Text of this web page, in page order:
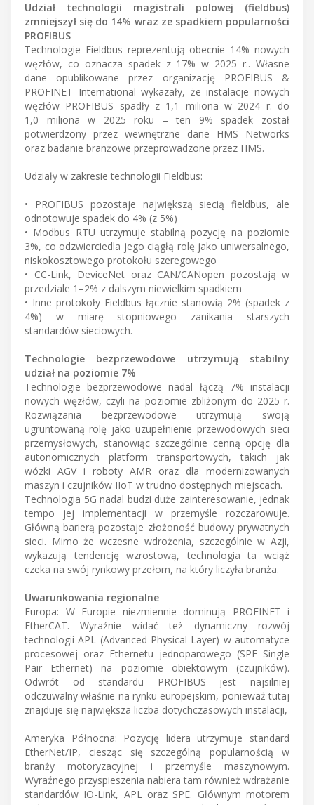
Udział technologii magistrali polowej (fieldbus)
zmniejszył się do 14% wraz ze spadkiem popularności
PROFIBUS
Technologie Fieldbus reprezentują obecnie 14% nowych
węzłów, co oznacza spadek z 17% w 2025 r.. Własne
dane opublikowane przez organizację PROFIBUS &
PROFINET International wykazały, że instalacje nowych
węzłów PROFIBUS spadły z 1,1 miliona w 2024 r. do
1,0 miliona w 2025 roku – ten 9% spadek został
potwierdzony przez wewnętrzne dane HMS Networks
oraz badanie branżowe przeprowadzone przez HMS.
Udziały w zakresie technologii Fieldbus:
• PROFIBUS pozostaje największą siecią fieldbus, ale
odnotowuje spadek do 4% (z 5%)
• Modbus RTU utrzymuje stabilną pozycję na poziomie
3%, co odzwierciedla jego ciągłą rolę jako uniwersalnego,
niskokosztowego protokołu szeregowego
• CC-Link, DeviceNet oraz CAN/CANopen pozostają w
przedziale 1–2% z dalszym niewielkim spadkiem
• Inne protokoły Fieldbus łącznie stanowią 2% (spadek z
4%) w miarę stopniowego zanikania starszych
standardów sieciowych.
Technologie bezprzewodowe utrzymują stabilny
udział na poziomie 7%
Technologie bezprzewodowe nadal łączą 7% instalacji
nowych węzłów, czyli na poziomie zbliżonym do 2025 r.
Rozwiązania bezprzewodowe utrzymują swoją
ugruntowaną rolę jako uzupełnienie przewodowych sieci
przemysłowych, stanowiąc szczególnie cenną opcję dla
autonomicznych platform transportowych, takich jak
wózki AGV i roboty AMR oraz dla modernizowanych
maszyn i czujników IIoT w trudno dostępnych miejscach.
Technologia 5G nadal budzi duże zainteresowanie, jednak
tempo jej implementacji w przemyśle rozczarowuje.
Główną barierą pozostaje złożoność budowy prywatnych
sieci. Mimo że wczesne wdrożenia, szczególnie w Azji,
wykazują tendencję wzrostową, technologia ta wciąż
czeka na swój rynkowy przełom, na który liczyła branża.
Uwarunkowania regionalne
Europa: W Europie niezmiennie dominują PROFINET i
EtherCAT. Wyraźnie widać też dynamiczny rozwój
technologii APL (Advanced Physical Layer) w automatyce
procesowej oraz Ethernetu jednoparowego (SPE Single
Pair Ethernet) na poziomie obiektowym (czujników).
Odwrót od standardu PROFIBUS jest najsilniej
odczuwalny właśnie na rynku europejskim, ponieważ tutaj
znajduje się największa liczba dotychczasowych instalacji,
Ameryka Północna: Pozycję lidera utrzymuje standard
EtherNet/IP, ciesząc się szczególną popularnością w
branży motoryzacyjnej i przemyśle maszynowym.
Wyraźnego przyspieszenia nabiera tam również wdrażanie
standardów IO-Link, APL oraz SPE. Głównym motorem